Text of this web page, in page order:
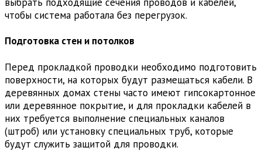
чтобы система работала без перегрузок.
Подготовка стен и потолков
Перед прокладкой проводки необходимо подготовить
поверхности, на которых будут размещаться кабели. В
деревянных домах стены часто имеют гипсокартонное
или деревянное покрытие, и для прокладки кабелей в
них требуется выполнение специальных каналов
(штроб) или установку специальных труб, которые
будут служить защитой для проводки.